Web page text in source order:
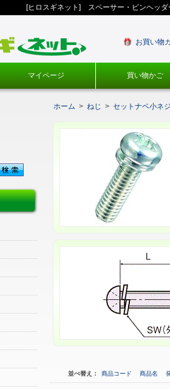
[ヒロスギネット] スペーサー・ピンヘッ
お買い物
マイページ 買い物かご
ホーム > ねじ > セットナベ小ネ
並べ替え： 商品コード 商品名